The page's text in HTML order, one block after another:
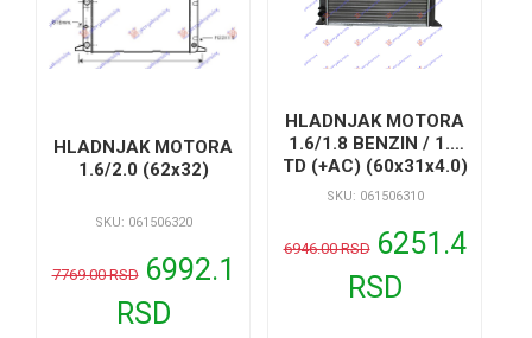
HLADNJAK MOTORA
1.6/2.0 (62x32)
SKU: 061506320
7769.00 RSD 6992.1
RSD
HLADNJAK MOTORA
1.6/1.8 BENZIN / 1.6
TD (+AC) (60x31x4.0)
SKU: 061506310
6946.00 RSD 6251.4
RSD